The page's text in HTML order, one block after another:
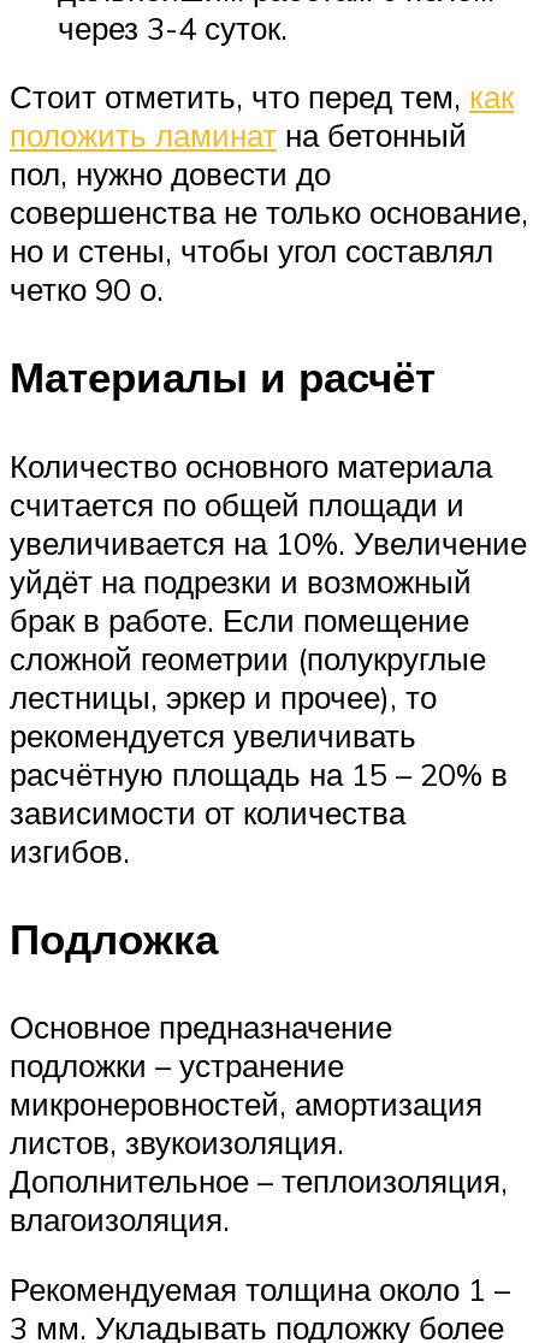
через 3-4 суток.
Стоит отметить, что перед тем, как
положить ламинат на бетонный
пол, нужно довести до
совершенства не только основание,
но и стены, чтобы угол составлял
четко 90 о.
Материалы и расчёт
Количество основного материала
считается по общей площади и
увеличивается на 10%. Увеличение
уйдёт на подрезки и возможный
брак в работе. Если помещение
сложной геометрии (полукруглые
лестницы, эркер и прочее), то
рекомендуется увеличивать
расчётную площадь на 15 – 20% в
зависимости от количества
изгибов.
Подложка
Основное предназначение
подложки – устранение
микронеровностей, амортизация
листов, звукоизоляция.
Дополнительное – теплоизоляция,
влагоизоляция.
Рекомендуемая толщина около 1 –
3 мм. Укладывать подложку более